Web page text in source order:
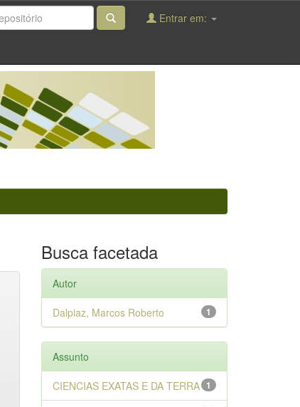
Entrar em:
Busca facetada
Autor
1
Dalpiaz, Marcos Roberto
Assunto
1
CIENCIAS EXATAS E DA TERRA